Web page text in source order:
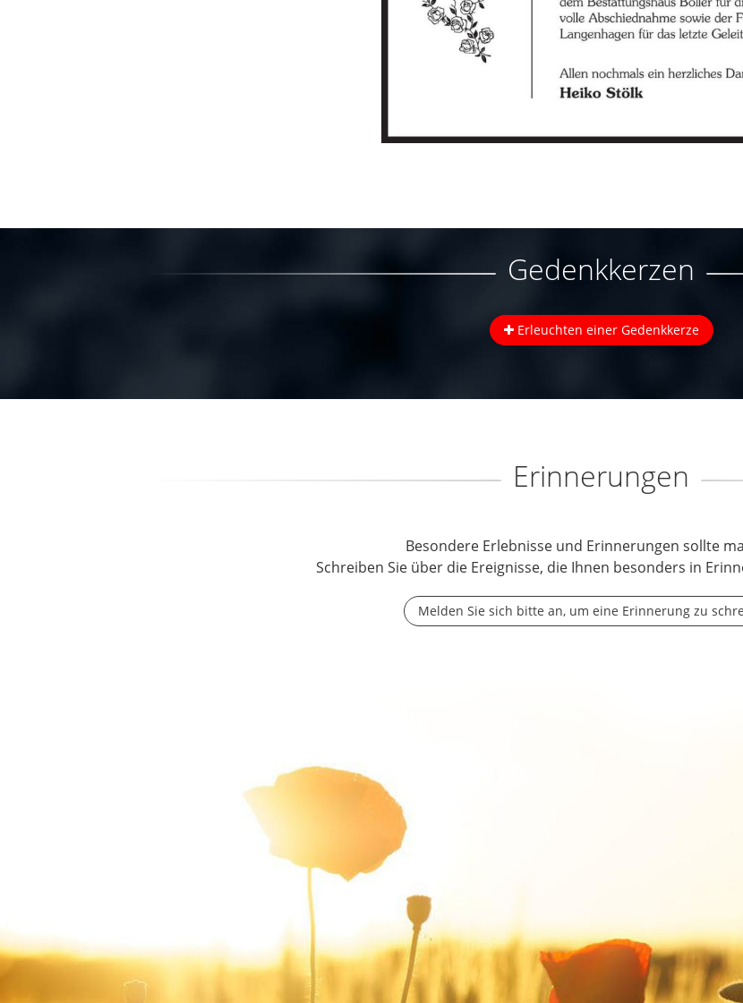
Gedenkkerzen
Erleuchten einer Gedenkkerze
Erinnerungen
Besondere Erlebnisse und Erinnerungen sollte
Schreiben Sie über die Ereignisse, die Ihnen besonders in
Melden Sie sich bitte an, um eine Erinnerung zu